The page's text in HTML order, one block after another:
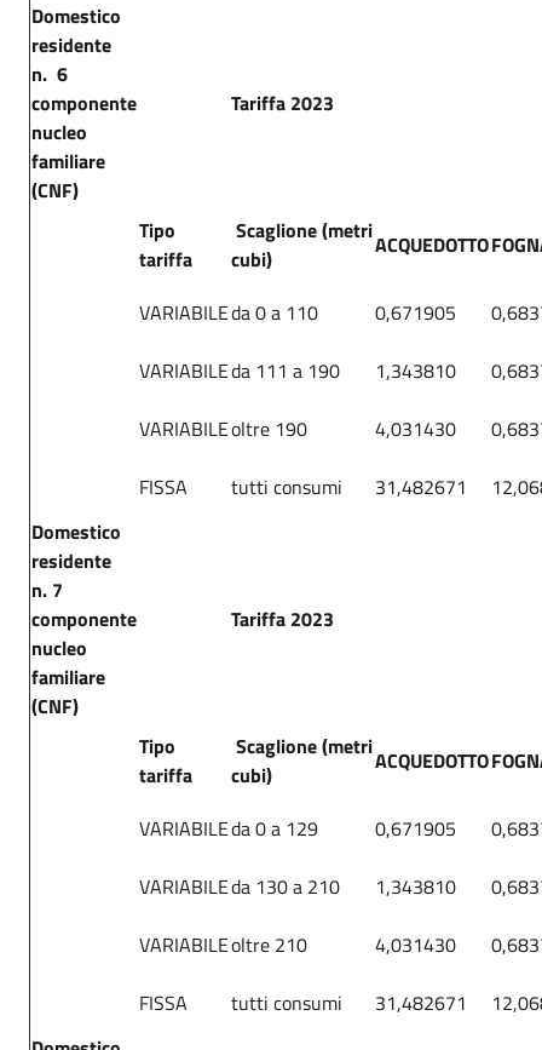
Domestico
residente
n. 6
componente
nucleo
familiare
(CNF)
Tariffa 2023
Tipo
tariffa
Scaglione (metri
cubi)
ACQUEDOTTO
VARIABILEda 0 a 110 0,671905
VARIABILEda 111 a 190 1,343810
VARIABILEoltre 190 4,031430
FISSA
tutti consumi 31,482671
Domestico
residente
n. 7
componente
nucleo
familiare
(CNF)
Tariffa 2023
Tipo
tariffa
Scaglione (metri
cubi)
ACQUEDOTTO
VARIABILEda 0 a 129 0,671905
VARIABILEda 130 a 210 1,343810
VARIABILEoltre 210 4,031430
FISSA
tutti consumi 31,482671